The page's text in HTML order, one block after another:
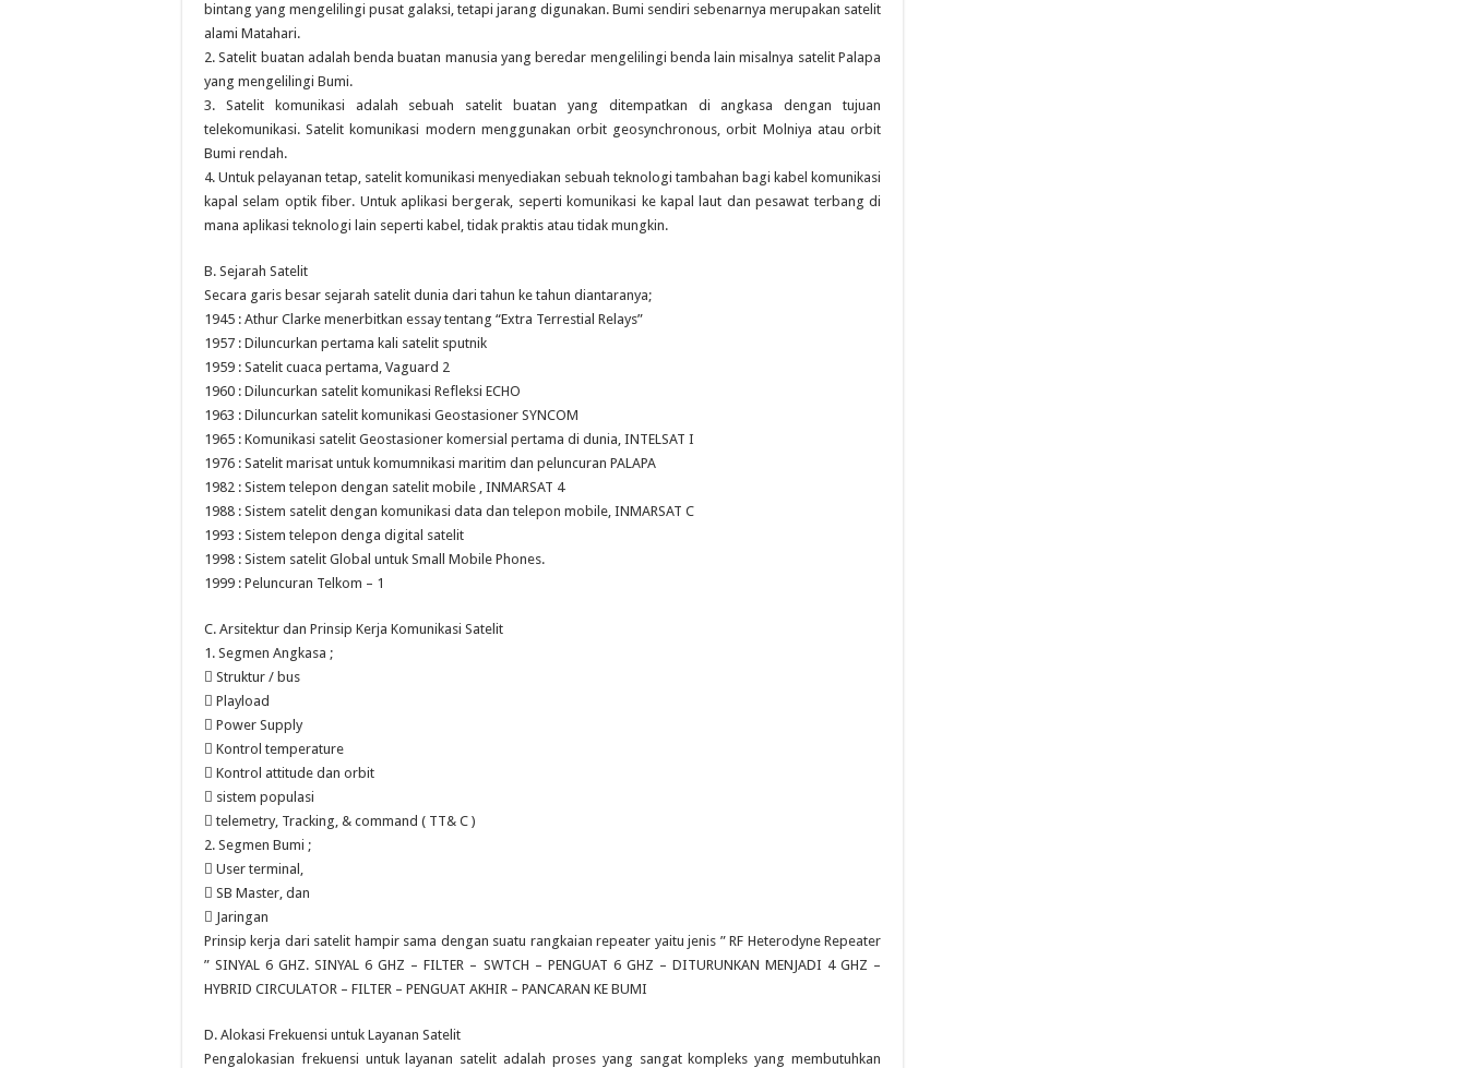
bintang yang mengelilingi pusat galaksi, tetapi jarang digunakan. Bumi sendiri sebenarnya merupakan satelit
alami Matahari.
2. Satelit buatan adalah benda buatan manusia yang beredar mengelilingi benda lain misalnya satelit Palapa
yang mengelilingi Bumi.
3. Satelit komunikasi adalah sebuah satelit buatan yang ditempatkan di angkasa dengan tujuan
telekomunikasi. Satelit komunikasi modern menggunakan orbit geosynchronous, orbit Molniya atau orbit
Bumi rendah.
4. Untuk pelayanan tetap, satelit komunikasi menyediakan sebuah teknologi tambahan bagi kabel komunikasi
kapal selam optik fiber. Untuk aplikasi bergerak, seperti komunikasi ke kapal laut dan pesawat terbang di
mana aplikasi teknologi lain seperti kabel, tidak praktis atau tidak mungkin.
B. Sejarah Satelit
Secara garis besar sejarah satelit dunia dari tahun ke tahun diantaranya;
1945 : Athur Clarke menerbitkan essay tentang “Extra Terrestial Relays”
1957 : Diluncurkan pertama kali satelit sputnik
1959 : Satelit cuaca pertama, Vaguard 2
1960 : Diluncurkan satelit komunikasi Refleksi ECHO
1963 : Diluncurkan satelit komunikasi Geostasioner SYNCOM
1965 : Komunikasi satelit Geostasioner komersial pertama di dunia, INTELSAT I
1976 : Satelit marisat untuk komumnikasi maritim dan peluncuran PALAPA
1982 : Sistem telepon dengan satelit mobile , INMARSAT 4
1988 : Sistem satelit dengan komunikasi data dan telepon mobile, INMARSAT C
1993 : Sistem telepon denga digital satelit
1998 : Sistem satelit Global untuk Small Mobile Phones.
1999 : Peluncuran Telkom – 1
C. Arsitektur dan Prinsip Kerja Komunikasi Satelit
1. Segmen Angkasa ;
 Struktur / bus
 Playload
 Power Supply
 Kontrol temperature
 Kontrol attitude dan orbit
 sistem populasi
 telemetry, Tracking, & command ( TT& C )
2. Segmen Bumi ;
 User terminal,
 SB Master, dan
 Jaringan
Prinsip kerja dari satelit hampir sama dengan suatu rangkaian repeater yaitu jenis ” RF Heterodyne Repeater
” SINYAL 6 GHZ. SINYAL 6 GHZ – FILTER – SWTCH – PENGUAT 6 GHZ – DITURUNKAN MENJADI 4 GHZ –
HYBRID CIRCULATOR – FILTER – PENGUAT AKHIR – PANCARAN KE BUMI
D. Alokasi Frekuensi untuk Layanan Satelit
Pengalokasian frekuensi untuk layanan satelit adalah proses yang sangat kompleks yang membutuhkan